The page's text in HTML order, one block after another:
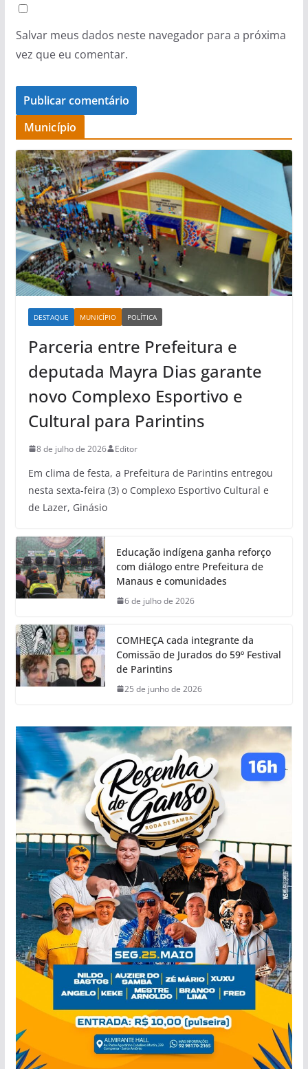
Salvar meus dados neste navegador para a próxima
vez que eu comentar.
Município
DESTAQUE MUNICÍPIO POLÍTICA
Parceria entre Prefeitura e
deputada Mayra Dias garante
novo Complexo Esportivo e
Cultural para Parintins
8 de julho de 2026 Editor
Em clima de festa, a Prefeitura de Parintins entregou
nesta sexta-feira (3) o Complexo Esportivo Cultural e
de Lazer, Ginásio
Educação indígena ganha reforço
com diálogo entre Prefeitura de
Manaus e comunidades
6 de julho de 2026
COMHEÇA cada integrante da
Comissão de Jurados do 59º Festival
de Parintins
25 de junho de 2026